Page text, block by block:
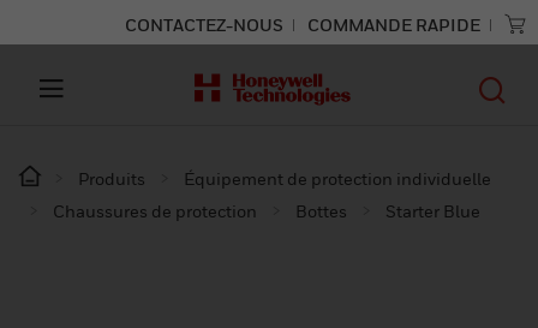
CONTACTEZ-NOUS COMMANDE RAPIDE
Produits
Équipement de protection individuelle
Chaussures de protection
Bottes Starter Blue